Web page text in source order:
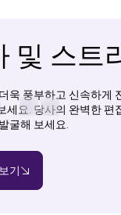
및 스트
욱 풍부하고 신속하게
세요. 당사의 완벽한 편
굴해 보세요.
기